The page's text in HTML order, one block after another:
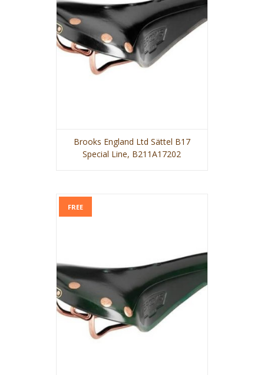
VIEW MORE
Brooks England Ltd Sättel B17
Special Line, B211A17202
FREE